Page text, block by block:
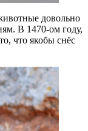
довольно
В 1470-ом году,
что якобы снёс